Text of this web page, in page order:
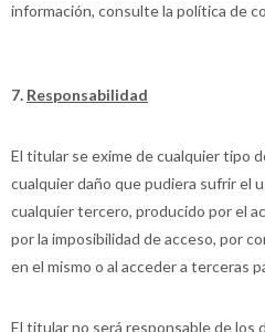
información, consulte la política de
7. Responsabilidad
El titular se exime de cualquier tipo
cualquier daño que pudiera sufrir el
cualquier tercero, producido por el
por la imposibilidad de acceso, por
en el mismo o al acceder a terceras
El titular no será responsable de los